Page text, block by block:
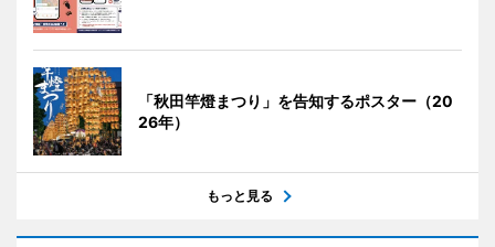
「秋田竿燈まつり」を告知するポスター（20
26年）
もっと見る